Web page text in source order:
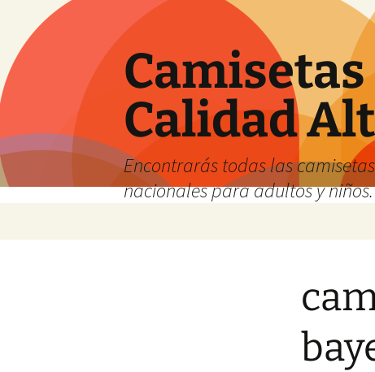
Calidad
Encontrarás todas las
nacionales para adultos y